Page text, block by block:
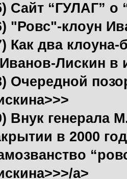
Сайт “ГУЛАГ” о
"Ровс"-клоун
Как два
Лискин в
Очередной
Внук генерала
в 2000
a>